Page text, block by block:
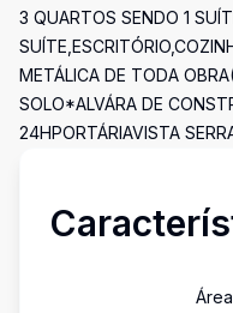
3 QUARTOS SENDO 1
METÁLICA DE TODA
SOLO*ALVÁRA DE
24HPORTÁRIAVISTA